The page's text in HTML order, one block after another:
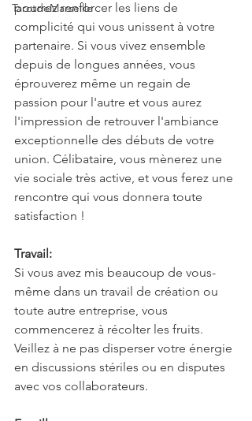
TarotdeMarseille
pourrez renforcer les liens de
complicité qui vous unissent à votre
partenaire. Si vous vivez ensemble
depuis de longues années, vous
éprouverez même un regain de
passion pour l'autre et vous aurez
l'impression de retrouver l'ambiance
exceptionnelle des débuts de votre
union. Célibataire, vous mènerez une
vie sociale très active, et vous ferez une
rencontre qui vous donnera toute
satisfaction !
Travail:
Si vous avez mis beaucoup de vous-
même dans un travail de création ou
toute autre entreprise, vous
commencerez à récolter les fruits.
Veillez à ne pas disperser votre énergie
en discussions stériles ou en disputes
avec vos collaborateurs.